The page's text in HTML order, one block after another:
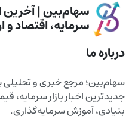
سهام‌بین | آخرین
سرمایه، اقتصاد و
درباره ما
سهام‌بین؛ مرجع خبری و تحلیلی
جدیدترین اخبار بازار سرمایه،
بنیادی، آموزش سرمایه‌گذاری.